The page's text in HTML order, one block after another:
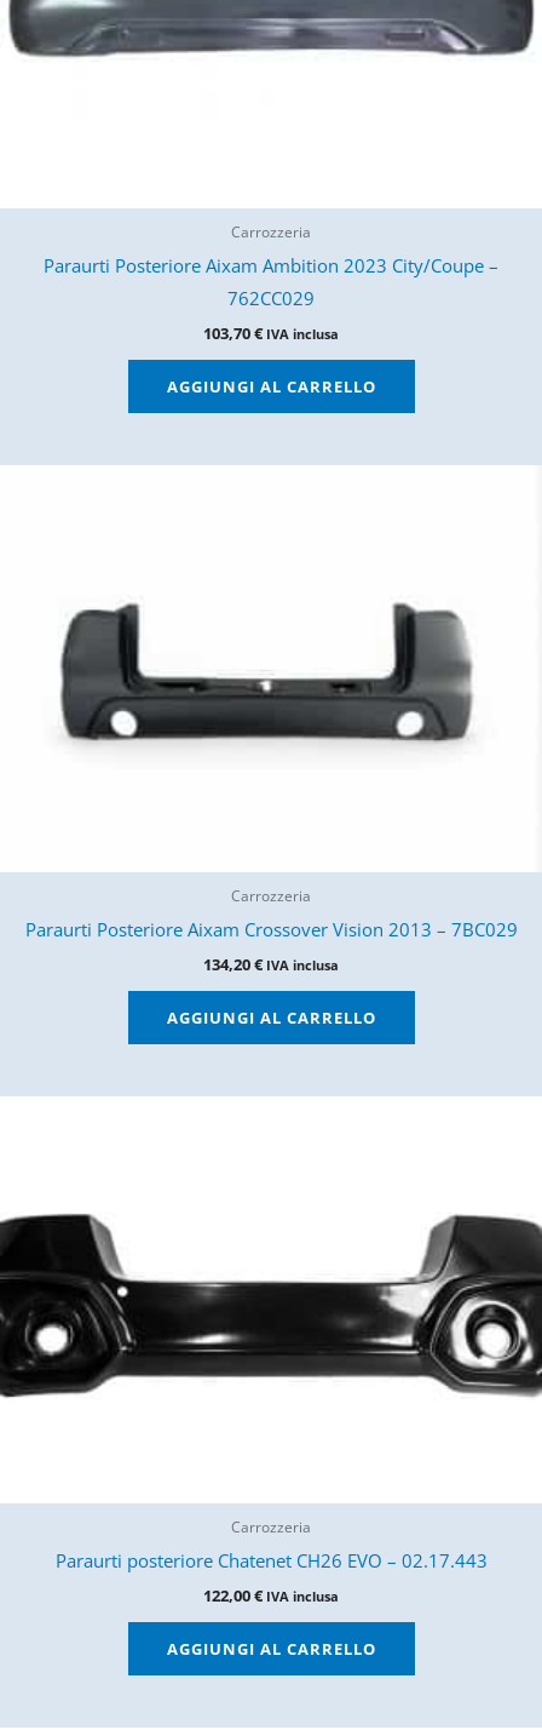
Carrozzeria
Paraurti Posteriore Aixam Ambition 2023 City/Coupe –
762CC029
103,70€ IVA inclusa
AGGIUNGI AL CARRELLO
Carrozzeria
Paraurti Posteriore Aixam Crossover Vision 2013 – 7BC029
134,20€ IVA inclusa
AGGIUNGI AL CARRELLO
Carrozzeria
Paraurti posteriore Chatenet CH26 EVO – 02.17.443
122,00€ IVA inclusa
AGGIUNGI AL CARRELLO